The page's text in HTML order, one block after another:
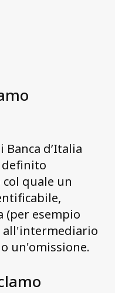
d’Italia
definito
quale un
(per esempio
all'intermediario
un'omissione.